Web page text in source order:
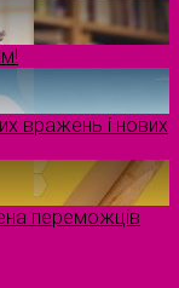
вражень і нових
переможців